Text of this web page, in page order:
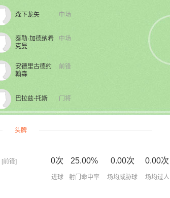
中场
森下龙矢
中场
泰勒·加德纳希
克曼
前锋
安德里古德约
翰森
门将
巴拉兹-托斯
头牌
[前锋] 0次
进球
25.00%
射门命中率
0.00次
场均威胁球
0.00次
场均过人